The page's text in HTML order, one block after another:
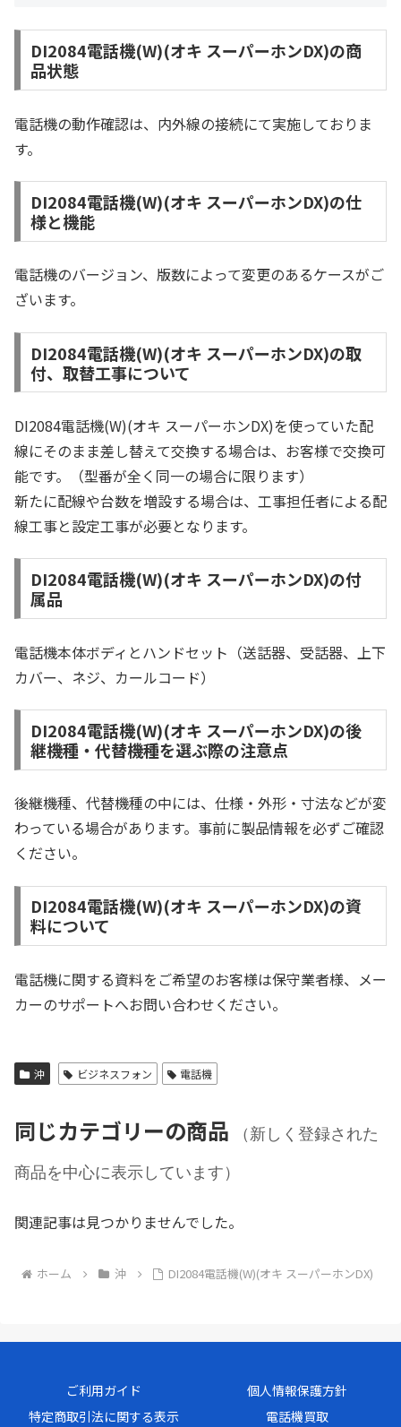
DI2084電話機(W)(オキ スーパーホンDX)の商
品状態
電話機の動作確認は、内外線の接続にて実施しておりま
す。
DI2084電話機(W)(オキ スーパーホンDX)の仕
様と機能
電話機のバージョン、版数によって変更のあるケースがご
ざいます。
DI2084電話機(W)(オキ スーパーホンDX)の取
付、取替工事について
DI2084電話機(W)(オキ スーパーホンDX)を使っていた配
線にそのまま差し替えて交換する場合は、お客様で交換可
能です。（型番が全く同一の場合に限ります）
新たに配線や台数を増設する場合は、工事担任者による配
線工事と設定工事が必要となります。
DI2084電話機(W)(オキ スーパーホンDX)の付
属品
電話機本体ボディとハンドセット（送話器、受話器、上下
カバー、ネジ、カールコード）
DI2084電話機(W)(オキ スーパーホンDX)の後
継機種・代替機種を選ぶ際の注意点
後継機種、代替機種の中には、仕様・外形・寸法などが変
わっている場合があります。事前に製品情報を必ずご確認
ください。
DI2084電話機(W)(オキ スーパーホンDX)の資
料について
電話機に関する資料をご希望のお客様は保守業者様、メー
カーのサポートへお問い合わせください。
沖 ビジネスフォン 電話機
同じカテゴリーの商品
（新しく登録された
商品を中心に表示しています）
関連記事は見つかりませんでした。
ホーム 沖 DI2084電話機(W)(オキ スーパーホンDX)
ご利用ガイド
個人情報保護方針
特定商取引法に関する表示
電話機買取